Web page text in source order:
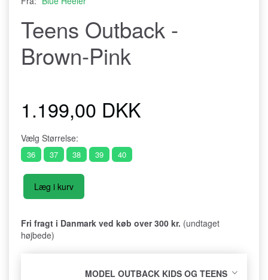
Teens Outback -
Brown-Pink
1.199,00 DKK
Vælg Størrelse:
36 37 38 39 40
Læg i kurv
Fri fragt i Danmark ved køb over 300 kr. (undtaget
højbede)
MODEL OUTBACK KIDS OG TEENS